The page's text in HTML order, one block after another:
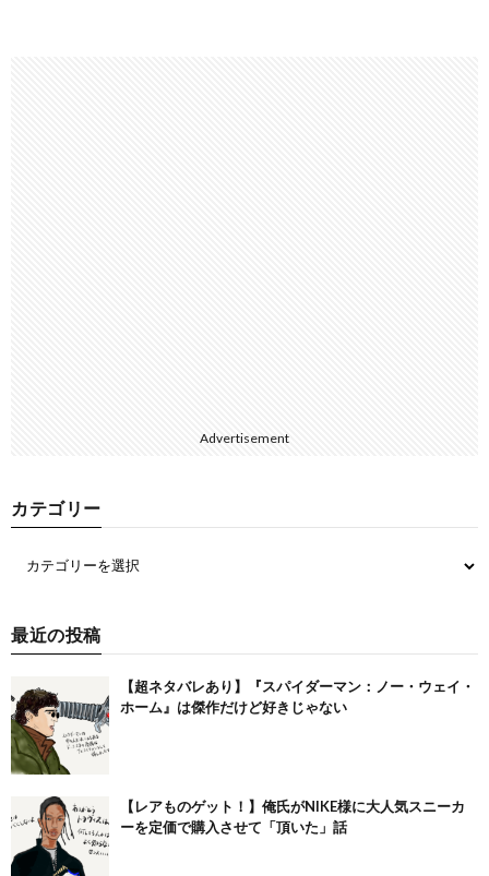
Advertisement
カテゴリー
最近の投稿
【超ネタバレあり】『スパイダーマン：ノー・ウェイ・
ホーム』は傑作だけど好きじゃない
【レアものゲット！】俺氏がNIKE様に大人気スニーカ
ーを定価で購入させて「頂いた」話